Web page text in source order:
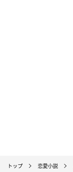
トップ 恋愛小説